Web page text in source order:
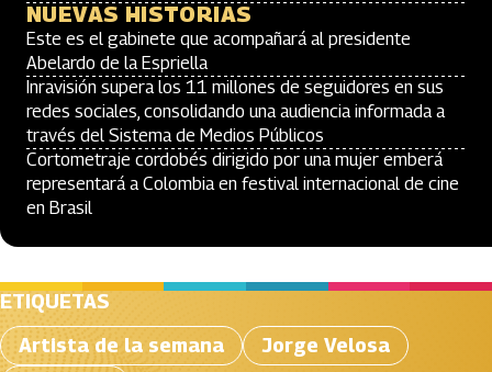
NUEVAS HISTORIAS
Este es el gabinete que acompañará al presidente
Abelardo de la Espriella
Inravisión supera los 11 millones de seguidores en sus
redes sociales, consolidando una audiencia informada a
través del Sistema de Medios Públicos
Cortometraje cordobés dirigido por una mujer emberá
representará a Colombia en festival internacional de cine
en Brasil
ETIQUETAS
Artista de la semana
Jorge Velosa